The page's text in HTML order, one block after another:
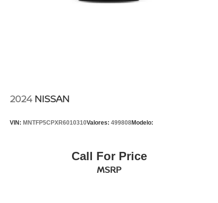
2024 NISSAN
VIN: MNTFP5CPXR6010310Valores: 499808Modelo:
Call For Price
MSRP